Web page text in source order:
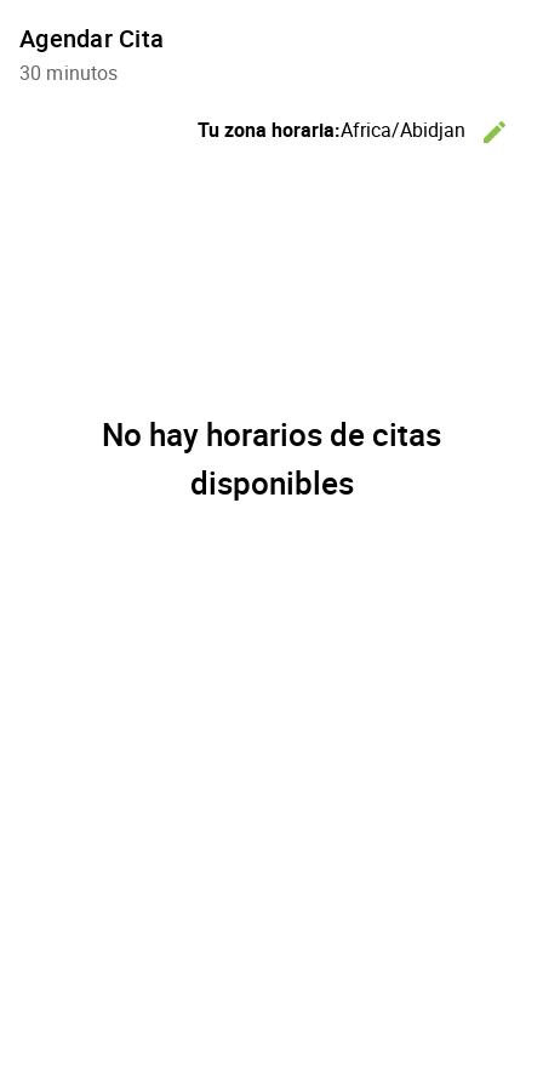
Agendar Cita
30 minutos
Tu zona horaria:Africa/Abidjan edit
No hay horarios de citas
disponibles